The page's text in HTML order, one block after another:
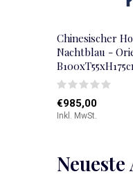
Chinesischer
Nachtblau -
€985,00
Inkl. MwSt.